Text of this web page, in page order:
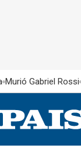
Murió Gabriel Rossi